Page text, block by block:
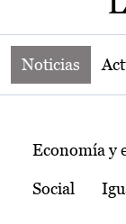
Noticias
Temas
Economía y
Social